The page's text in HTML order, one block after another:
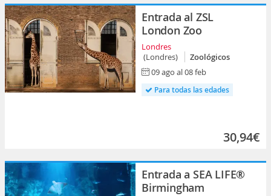
Entrada al ZSL
London Zoo
Londres
(Londres)
Zoológicos
09 ago al 08 feb
Para todas las edades
30,94€
Entrada a SEA LIFE®
Birmingham